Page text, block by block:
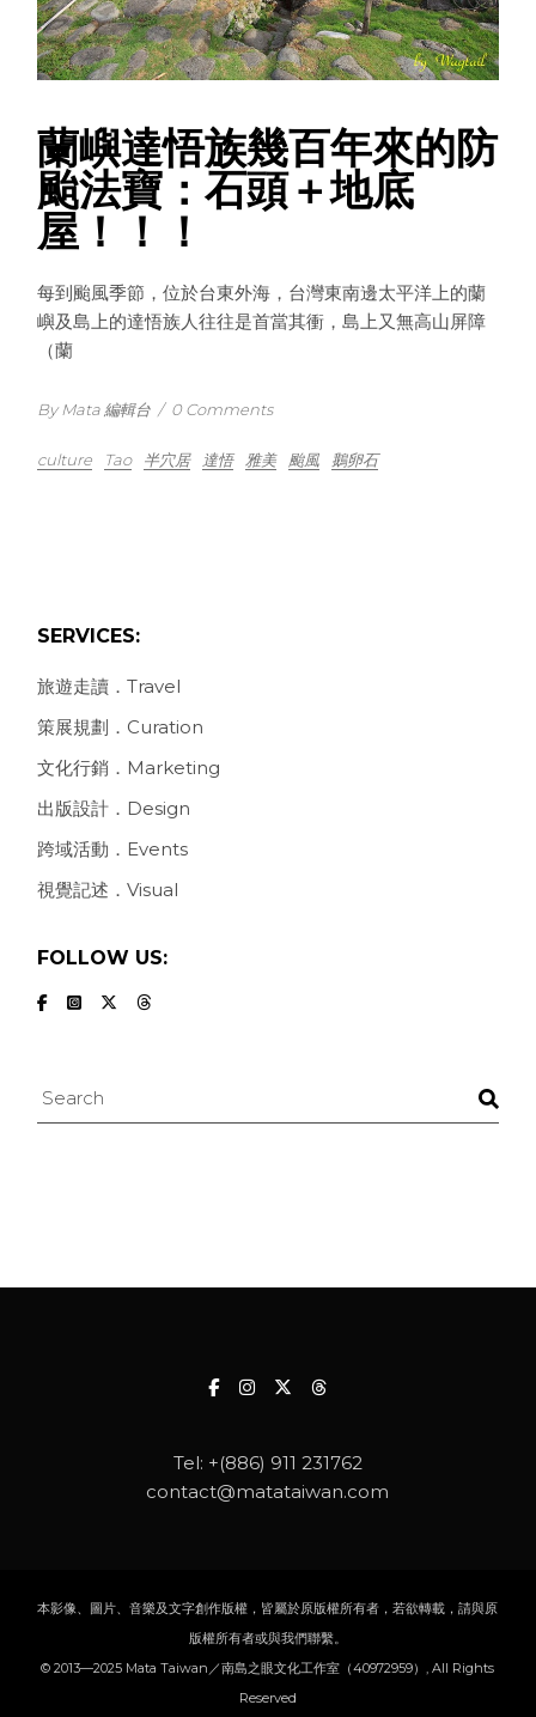
蘭嶼達悟族幾百年來的防
颱法寶：石頭＋地底
屋！！！
每到颱風季節，位於台東外海，台灣東南邊太平洋上的蘭
嶼及島上的達悟族人往往是首當其衝，島上又無高山屏障
（蘭
By Mata 編輯台 / 0 Comments
culture Tao 半穴居 達悟 雅美 颱風 鵝卵石
SERVICES:
旅遊走讀．Travel
策展規劃．Curation
文化行銷．Marketing
出版設計．Design
跨域活動．Events
視覺記述．Visual
FOLLOW US:
Search
Tel: +(886) 911 231762
contact@matataiwan.com
本影像、圖片、音樂及文字創作版權，皆屬於原版權所有者，若欲轉載，請與原
版權所有者或與我們聯繫。
© 2013—2025 Mata Taiwan／南島之眼文化工作室（40972959）, All Rights
Reserved